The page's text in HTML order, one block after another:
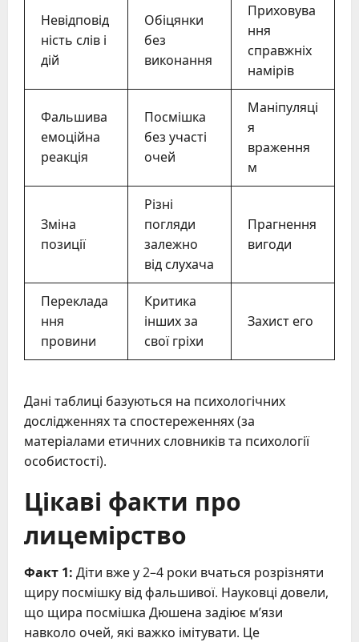
Невідповід
ність слів і
дій
Обіцянки
без
виконання
Приховува
ння
справжніх
намірів
Фальшива
емоційна
реакція
Посмішка
без участі
очей
Маніпуляці
я
враження
м
Зміна
позиції
Різні
погляди
залежно
від слухача
Прагнення
вигоди
Переклада
ння
провини
Критика
інших за
свої гріхи
Захист его
Дані таблиці базуються на психологічних
дослідженнях та спостереженнях (за
матеріалами етичних словників та психології
особистості).
Цікаві факти про
лицемірство
Факт 1: Діти вже у 2–4 роки вчаться розрізняти
щиру посмішку від фальшивої. Науковці довели,
що щира посмішка Дюшена задіює м’язи
навколо очей, які важко імітувати. Це